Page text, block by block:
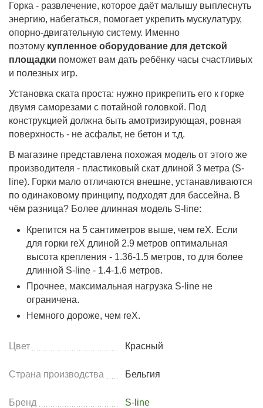
Горка - развлечение, которое даёт малышу выплеснуть
энергию, набегаться, помогает укрепить мускулатуру,
опорно-двигательную систему. Именно
поэтому купленное оборудование для детской
площадки поможет вам дать ребёнку часы счастливых
и полезных игр.
Установка ската проста: нужно прикрепить его к горке
двумя саморезами с потайной головкой. Под
конструкцией должна быть амотризирующая, ровная
поверхность - не асфальт, не бетон и т.д.
В магазине представлена похожая модель от этого же
производителя - пластиковый скат длиной 3 метра (S-
line). Горки мало отличаются внешне, устанавливаются
по одинаковому принципу, подходят для бассейна. В
чём разница? Более длинная модель S-line:
Крепится на 5 сантиметров выше, чем reX. Если
для горки reX длиной 2.9 метров оптимальная
высота крепления - 1.36-1.5 метров, то для более
длинной S-line - 1.4-1.6 метров.
Прочнее, максимальная нагрузка S-line не
ограничена.
Немного дороже, чем reX.
Цвет Красный
Страна производства Бельгия
Бренд S-line